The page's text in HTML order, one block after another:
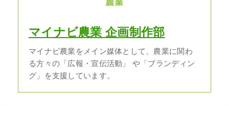
マイナビ農業 企画制作部
マイナビ農業をメイン媒体として、農業に関わ
る方々の「広報・宣伝活動」 や「ブランディン
グ」を支援しています。